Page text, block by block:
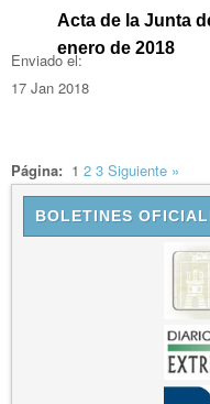
Acta de la Junta
enero de 2018
Enviado el:
17 Jan 2018
Página: 1 2 3 Siguiente »
BOLETINES